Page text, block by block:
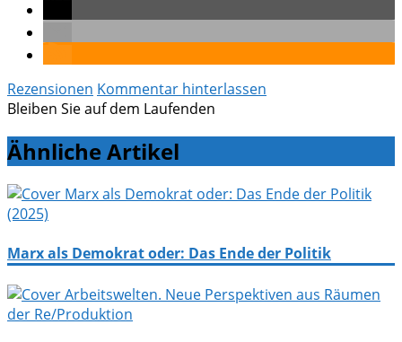
Rezensionen Kommentar hinterlassen
Bleiben Sie auf dem Laufenden
Ähnliche Artikel
Marx als Demokrat oder: Das Ende der Politik